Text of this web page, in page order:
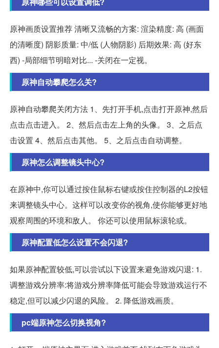
原神画质设置推荐 清晰又流畅的方案: 渲染精度: 高 (画面
的清晰度) 阴影质量: 中/低 (人物阴影) 后期效果: 高 (好东
西) -局部细节明暗对比... -关闭在一定视。
原神自动攀爬怎么关?
原神自动攀爬关闭方法 1、先打开手机,点击打开原神,然后
点击点击进入。 2、然后点击左上角的头像。 3、之后点
击设置 4、然后点击其他。 5、之后点击自动调整。
原神怎么调整镜头中心?
在原神中,你可以通过按住鼠标右键或按住控制器的L2按钮
来调整镜头中心。这样可以改变你的视角,使你能够更好地
观察周围的环境和敌人。 你还可以使用鼠标滚轮或。
原神配置低怎么设置不会闪退?
如果原神配置较低,可以尝试以下设置来避免游戏闪退: 1.
调整游戏分辨率:将游戏分辨率降低可能会导致游戏运行不
稳定,但可以减少闪退的风险。 2. 降低游戏画质。
pc端原神怎么切换视角?